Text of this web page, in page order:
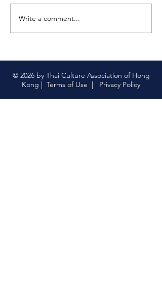
【限量版泰國上網卡｜中
國聯通 x 香港泰國文化協
Write a comment...
© 2026 by Thai Culture Association of Hong
Kong | Terms of Use | Privacy Policy